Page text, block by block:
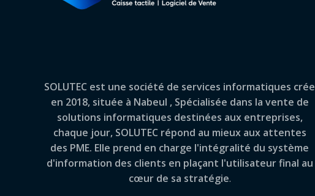
SOLUTEC est une société de services informatiques crée
en 2018, située à Nabeul , Spécialisée dans la vente de
solutions informatiques destinées aux entreprises,
chaque jour, SOLUTEC répond au mieux aux attentes
des PME. Elle prend en charge l'intégralité du système
d'information des clients en plaçant l'utilisateur final au
cœur de sa stratégie.